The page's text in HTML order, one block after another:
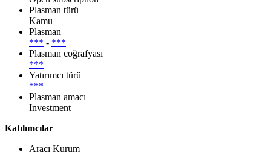
Plasman türü
Kamu
Plasman
*** - ***
Plasman coğrafyası
***
Yatırımcı türü
***
Plasman amacı
Investment
Katılımcılar
Aracı Kurum